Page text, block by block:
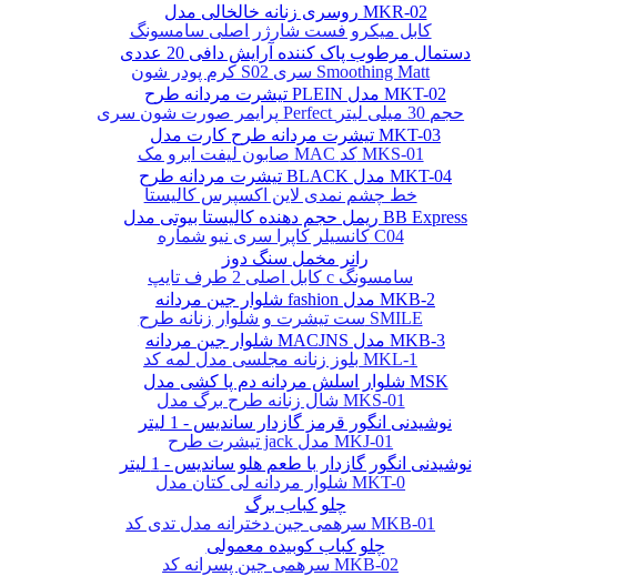
کابل میکرو فست شارژر اصلی سامسونگ
کرم پودر شون S02 سری Smoothing Matt
پرایمر صورت شون سری Perfect حجم 30 میلی لیتر
صابون لیفت ابرو مک MAC کد MKS-01
خط چشم نمدی لاین اکسپرس کالیستا
کانسیلر کاپرا سری نیو شماره C04
کابل اصلی 2 طرف تایپ c سامسونگ
ست تیشرت و شلوار زنانه طرح SMILE
بلوز زنانه مجلسی مدل لمه کد MKL-1
شال زنانه طرح برگ مدل MKS-01
تیشرت طرح jack مدل MKJ-01
شلوار مردانه لی کتان مدل MKT-0
سرهمی جین دخترانه مدل تدی کد MKB-01
سرهمی جین پسرانه کد MKB-02
روسری زنانه خالخالی مدل MKR-02
دستمال مرطوب پاک کننده آرایش دافی 20 عددی
تیشرت مردانه طرح PLEIN مدل MKT-02
تیشرت مردانه طرح کارت مدل MKT-03
تیشرت مردانه طرح BLACK مدل MKT-04
ریمل حجم دهنده کالیستا بیوتی مدل BB Express
رانر مخمل سنگ دوز
شلوار جین مردانه fashion مدل MKB-2
شلوار جین مردانه MACJNS مدل MKB-3
شلوار اسلش مردانه دم پا کشی مدل MSK
نوشیدنی انگور قرمز گازدار ساندیس - 1 لیتر
نوشیدنی انگور گازدار با طعم هلو ساندیس - 1 لیتر
چلو کباب برگ
چلو کباب کوبیده معمولی